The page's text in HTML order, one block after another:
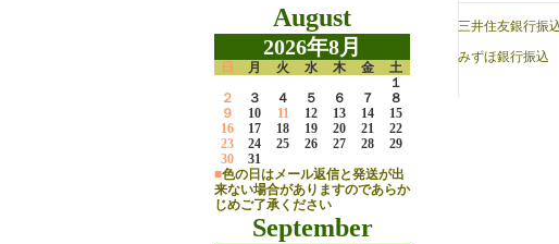
August
2026年8月
日 月 火 水 木 金
土
１
２
３ ４ ５ ６ ７
８
９
10 11 12 13 14
15
16
17 18 19 20 21
22
23
24 25 26 27 28
29
30
31
■色の日はメール返信と発送が出
来ない場合がありますのであらか
じめご了承ください
September
三井住友銀行振
みずほ銀行振込